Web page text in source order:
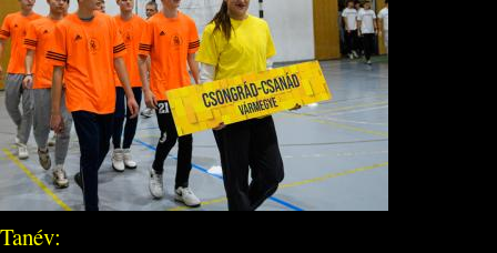
Tanév: